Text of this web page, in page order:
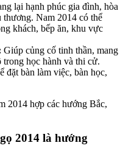
lại hạnh phúc gia đình, hòa
Nam 2014 có thể
khách, bếp ăn, khu vực
Giúp củng cố tinh thần, mang
học hành và thi cử.
bàn làm việc, bàn học,
2014 hợp các hướng Bắc,
2014 là hướng